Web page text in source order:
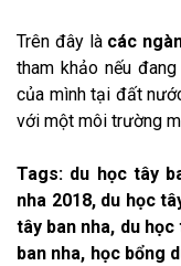
Trên đây là các
tham khảo nếu
của mình tại đất
với một môi trường
Tags: du học tây
nha 2018, du học
tây ban nha, du
ban nha, học bổng